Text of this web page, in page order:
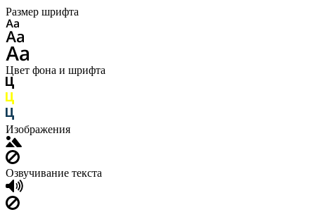
Размер шрифта
Цвет фона и шрифта
Изображения
Озвучивание текста